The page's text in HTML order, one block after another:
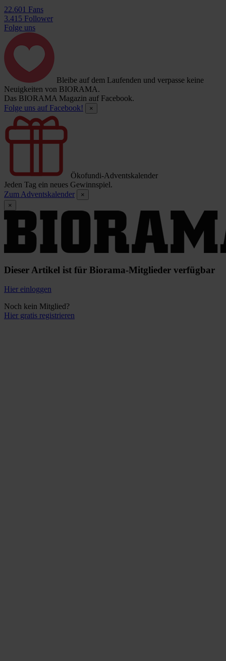
22.601 Fans
3.415 Follower
Folge uns
Bleibe auf dem Laufenden und verpasse keine
Neuigkeiten von BIORAMA.
Das BIORAMA Magazin auf Facebook.
Folge uns auf Facebook!
×
Ökofundi-Adventskalender
Jeden Tag ein neues Gewinnspiel.
Zum Adventskalender
×
×
Dieser Artikel ist für Biorama-Mitglieder verfügbar
Hier einloggen
Noch kein Mitglied?
Hier gratis registrieren